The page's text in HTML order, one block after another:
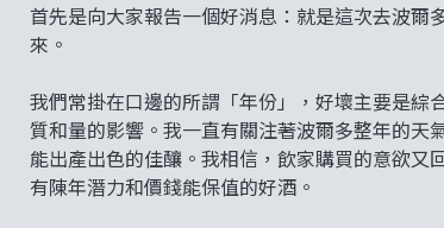
首先是向大家報告一個好消息：就是這次去波爾
來。
我們常掛在口邊的所謂「年份」，好壞主要是綜
質和量的影響。我一直有關注著波爾多整年的
能出產出色的佳釀。我相信，飲家購買的意欲又
有陳年潛力和價錢能保值的好酒。